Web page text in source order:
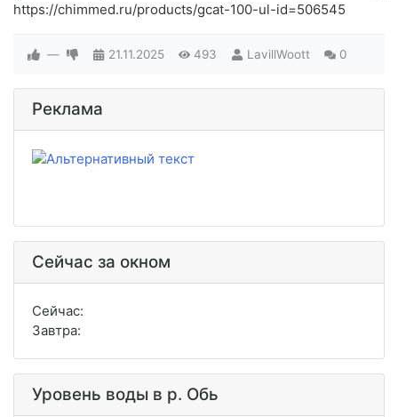
https://chimmed.ru/products/gcat-100-ul-id=506545
— 21.11.2025 493 LavillWoott 0
Реклама
Сейчас за окном
Сейчас:
Завтра:
Уровень воды в р. Обь